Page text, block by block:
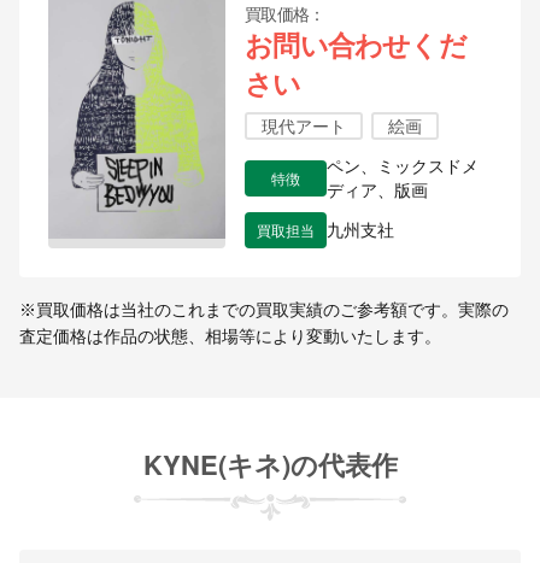
買取価格
お問い合わせくだ
さい
現代アート 絵画
特徴
ペン、ミックスドメ
ディア、版画
買取担当 九州支社
※買取価格は当社のこれまでの買取実績のご参考額です。実際の
査定価格は作品の状態、相場等により変動いたします。
KYNE(キネ)の代表作